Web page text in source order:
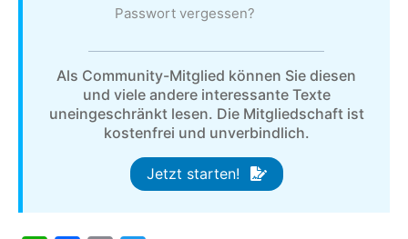
Passwort vergessen?
Als Community-Mitglied können Sie diesen
und viele andere interessante Texte
uneingeschränkt lesen. Die Mitgliedschaft ist
kostenfrei und unverbindlich.
Jetzt starten!